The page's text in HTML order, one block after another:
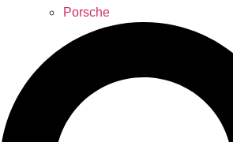
Porsche